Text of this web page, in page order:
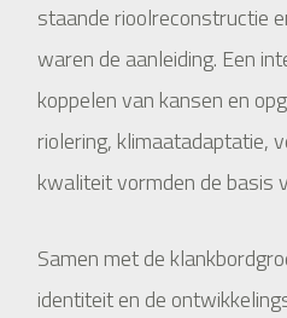
staande rioolreconstructie
waren de aanleiding. Een
koppelen van kansen en
riolering, klimaatadaptatie,
kwaliteit vormden de basis
Samen met de
identiteit en de